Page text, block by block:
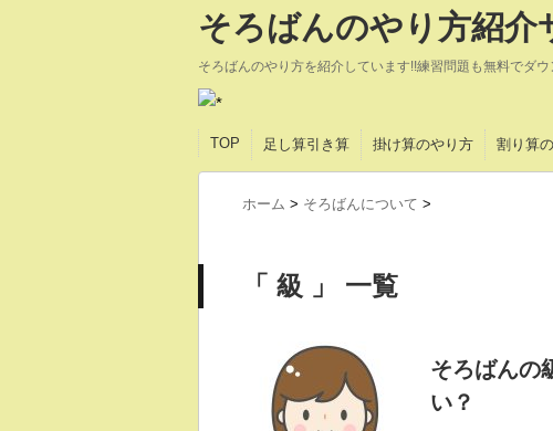
そろばんのやり方紹介
そろばんのやり方を紹介しています!!練習問題も無料でダ
TOP 足し算引き算 掛け算のやり方 割り算
ホーム > そろばんについて >
「 級 」 一覧
そろばんの
い？